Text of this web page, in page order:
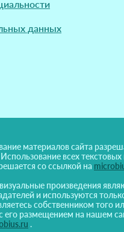
данных
материалов сайта
всех
со ссылкой на
произведения
и используются
собственником того
его размещением на нашем
.